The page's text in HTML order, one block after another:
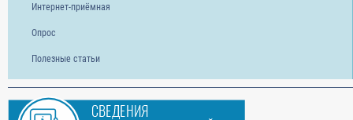
Интернет-приёмная
Опрос
Полезные статьи